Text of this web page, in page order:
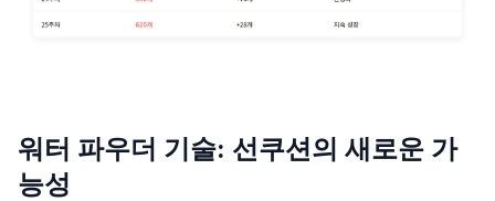
워터 파우더 기술: 선쿠션의 새로운 가
능성